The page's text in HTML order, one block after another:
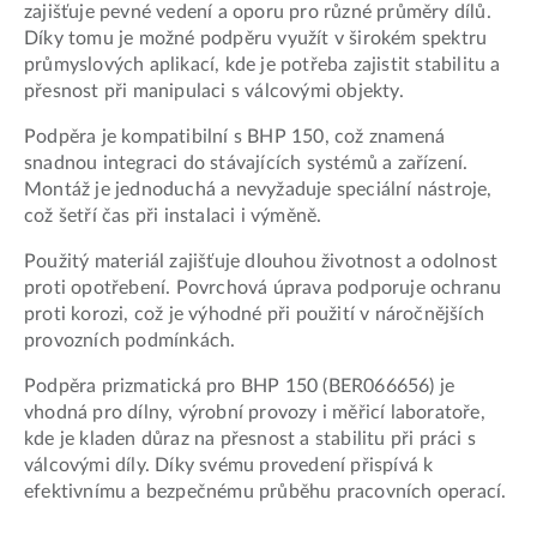
zajišťuje pevné vedení a oporu pro různé průměry dílů.
Díky tomu je možné podpěru využít v širokém spektru
průmyslových aplikací, kde je potřeba zajistit stabilitu a
přesnost při manipulaci s válcovými objekty.
Podpěra je kompatibilní s BHP 150, což znamená
snadnou integraci do stávajících systémů a zařízení.
Montáž je jednoduchá a nevyžaduje speciální nástroje,
což šetří čas při instalaci i výměně.
Použitý materiál zajišťuje dlouhou životnost a odolnost
proti opotřebení. Povrchová úprava podporuje ochranu
proti korozi, což je výhodné při použití v náročnějších
provozních podmínkách.
Podpěra prizmatická pro BHP 150 (BER066656) je
vhodná pro dílny, výrobní provozy i měřicí laboratoře,
kde je kladen důraz na přesnost a stabilitu při práci s
válcovými díly. Díky svému provedení přispívá k
efektivnímu a bezpečnému průběhu pracovních operací.